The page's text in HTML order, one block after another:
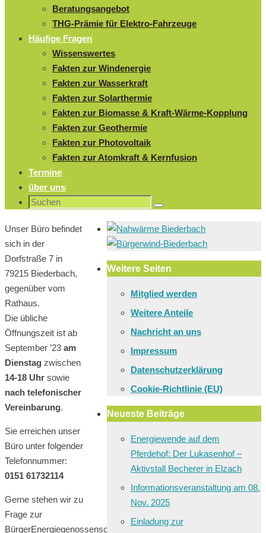
Beratungsangebot
THG-Prämie für Elektro-Fahrzeuge
Häufige Fragen
Wissenswertes
Fakten zur Windenergie
Fakten zur Wasserkraft
Fakten zur Solarthermie
Fakten zur Biomasse & Kraft-Wärme-Kopplung
Fakten zur Geothermie
Fakten zur Photovoltaik
Fakten zur Atomkraft & Kernfusion
Termine
über uns
Suchen
Suchen
Unser Büro befindet
sich in der
Dorfstraße 7 in
79215 Biederbach,
gegenüber vom
Rathaus.
Die übliche
Öffnungszeit ist ab
September ’23 am
Dienstag zwischen
14-18 Uhr sowie
nach telefonischer
Vereinbarung.
Sie erreichen unser
Büro unter folgender
Telefonnummer:
0151 61732114
Gerne stehen wir zu
Frage zur
BürgerEnergiegenossenschaft
Weitere Seiten
Mitglied werden
Weitere Anteile
Nachricht an uns
Impressum
Datenschutzerklärung
Cookie-Richtlinie (EU)
Neueste Beiträge
Energiewende auf dem
Pferdehof: Der Lukasenhof –
Aktivstall Becherer in Elzach
Informationsveranstaltung am 08.
Nov. 2025
Einladung zur